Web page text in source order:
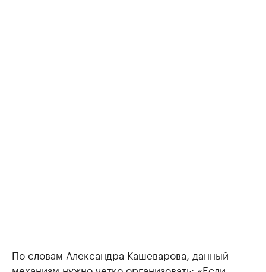
По словам Александра Кашеварова, данный